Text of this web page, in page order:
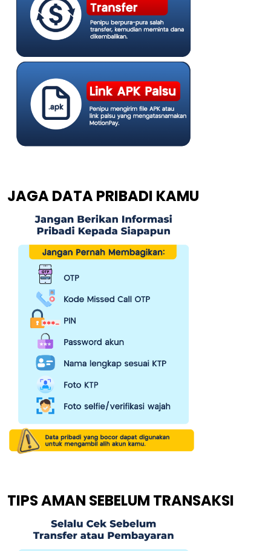
JAGA DATA PRIBADI KAMU
TIPS AMAN SEBELUM TRANSAKSI